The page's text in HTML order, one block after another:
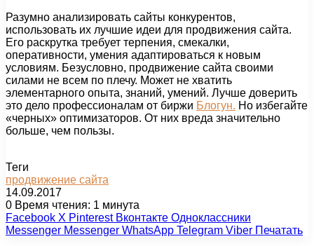
Разумно анализировать сайты конкурентов,
использовать их лучшие идеи для продвижения сайта.
Его раскрутка требует терпения, смекалки,
оперативности, умения адаптироваться к новым
условиям. Безусловно, продвижение сайта своими
силами не всем по плечу. Может не хватить
элементарного опыта, знаний, умений. Лучше доверить
это дело профессионалам от биржи Блогун. Но избегайте
«черных» оптимизаторов. От них вреда значительно
больше, чем пользы.
Теги
продвижение сайта
14.09.2017
0 Время чтения: 1 минута
Facebook X Pinterest Вконтакте Одноклассники
Messenger Messenger WhatsApp Telegram Viber Печатать